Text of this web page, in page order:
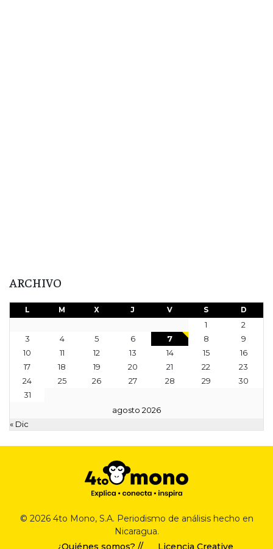
ARCHIVO
agosto 2026
L M X J V S D
1
2
3
4 5 6 7 8
9
10
11 12 13 14 15
16
17
18 19 20 21 22
23
24
25 26 27 28 29
30
31
« Dic
© 2026 4to Mono, S.A. Periodismo de análisis hecho en
Nicaragua.
¿Quiénes somos? //
Licencia Creative